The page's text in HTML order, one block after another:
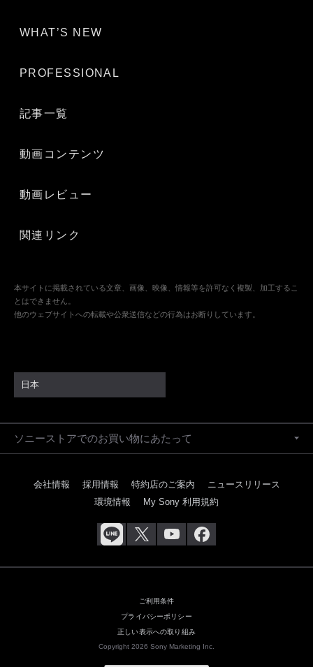
WHAT’S NEW
PROFESSIONAL
記事一覧
動画コンテンツ
動画レビュー
関連リンク
本サイトに掲載されている文章、画像、映像、情報等を許可なく複製、加工するこ
とはできません。
他のウェブサイトへの転載や公衆送信などの行為はお断りしています。
日本
ソニーストアでのお買い物にあたって
会社情報 採用情報 特約店のご案内
ニュースリリース
環境情報
My Sony 利用規約
ご利用条件
プライバシーポリシー
正しい表示への取り組み
Copyright 2026 Sony Marketing Inc.